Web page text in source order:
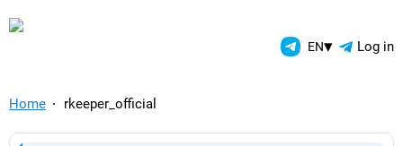
TelegramAds.com — EN▾ Log in
Home rkeeper_official